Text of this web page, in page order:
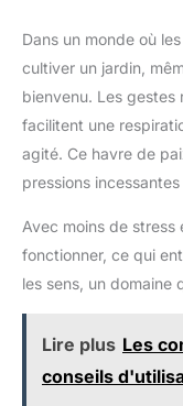
Dans un monde où
cultiver un jardin,
bienvenu. Les
facilitent une
agité. Ce havre de
pressions
Avec moins de stress
fonctionner, ce qui
les sens, un domaine
Lire plus Les
conseils